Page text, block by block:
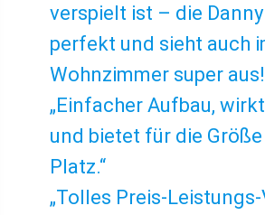
verspielt ist – die
perfekt und sieht auch
Wohnzimmer super
„Einfacher Aufbau,
und bietet für die Größe
Platz.“
„Tolles Preis-